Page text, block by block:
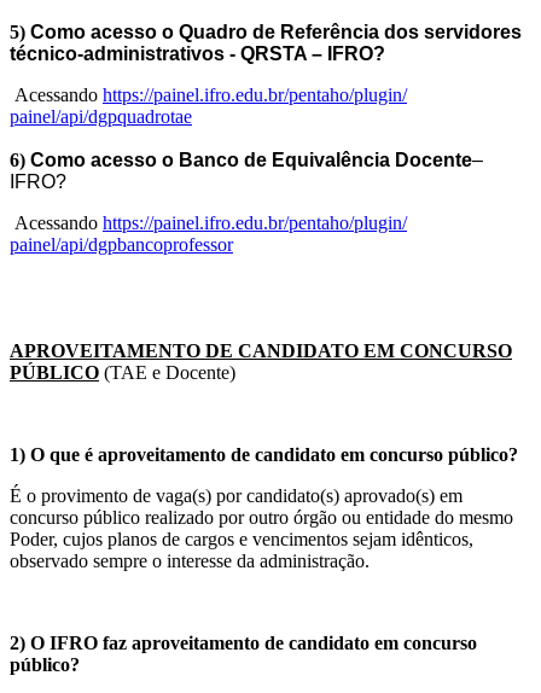
5) Como acesso o Quadro de Referência dos servidores
técnico-administrativos - QRSTA – IFRO?
Acessando https://painel.ifro.edu.br/pentaho/plugin/
painel/api/dgpquadrotae
6) Como acesso o Banco de Equivalência Docente–
IFRO?
Acessando https://painel.ifro.edu.br/pentaho/plugin/
painel/api/dgpbancoprofessor
APROVEITAMENTO DE CANDIDATO EM CONCURSO
PÚBLICO (TAE e Docente)
1) O que é aproveitamento de candidato em concurso público?
É o provimento de vaga(s) por candidato(s) aprovado(s) em
concurso público realizado por outro órgão ou entidade do mesmo
Poder, cujos planos de cargos e vencimentos sejam idênticos,
observado sempre o interesse da administração.
2) O IFRO faz aproveitamento de candidato em concurso
público?